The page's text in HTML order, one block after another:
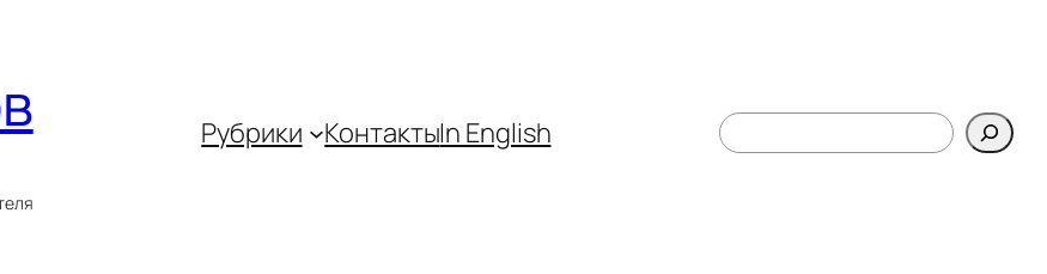
Рубрики КонтактыIn English Поиск